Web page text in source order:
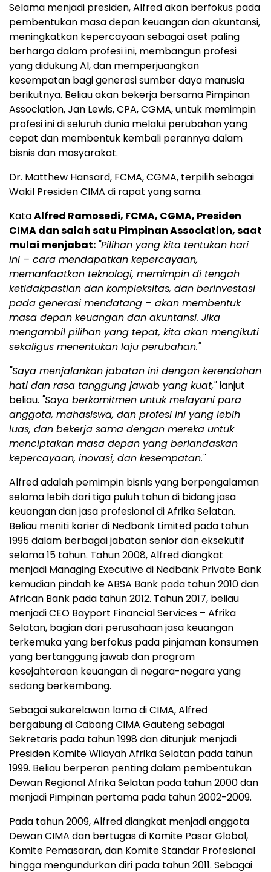
Selama menjadi presiden, Alfred akan berfokus pada
pembentukan masa depan keuangan dan akuntansi,
meningkatkan kepercayaan sebagai aset paling
berharga dalam profesi ini, membangun profesi
yang didukung AI, dan memperjuangkan
kesempatan bagi generasi sumber daya manusia
berikutnya. Beliau akan bekerja bersama Pimpinan
Association, Jan Lewis, CPA, CGMA, untuk memimpin
profesi ini di seluruh dunia melalui perubahan yang
cepat dan membentuk kembali perannya dalam
bisnis dan masyarakat.
Dr. Matthew Hansard, FCMA, CGMA, terpilih sebagai
Wakil Presiden CIMA di rapat yang sama.
KataAlfred Ramosedi, FCMA, CGMA, Presiden
CIMA dan salah satu Pimpinan Association, saat
mulai menjabat: "Pilihan yang kita tentukan hari
ini – cara mendapatkan kepercayaan,
memanfaatkan teknologi, memimpin di tengah
ketidakpastian dan kompleksitas, dan berinvestasi
pada generasi mendatang – akan membentuk
masa depan keuangan dan akuntansi. Jika
mengambil pilihan yang tepat, kita akan mengikuti
sekaligus menentukan laju perubahan."
"Saya menjalankan jabatan ini dengan kerendahan
hati dan rasa tanggung jawab yang kuat,"lanjut
beliau. "Saya berkomitmen untuk melayani para
anggota, mahasiswa, dan profesi ini yang lebih
luas, dan bekerja sama dengan mereka untuk
menciptakan masa depan yang berlandaskan
kepercayaan, inovasi, dan kesempatan."
Alfred adalah pemimpin bisnis yang berpengalaman
selama lebih dari tiga puluh tahun di bidang jasa
keuangan dan jasa profesional di Afrika Selatan.
Beliau meniti karier di Nedbank Limited pada tahun
1995 dalam berbagai jabatan senior dan eksekutif
selama 15 tahun. Tahun 2008, Alfred diangkat
menjadi Managing Executive di Nedbank Private Bank
kemudian pindah ke ABSA Bank pada tahun 2010 dan
African Bank pada tahun 2012. Tahun 2017, beliau
menjadi CEO Bayport Financial Services – Afrika
Selatan, bagian dari perusahaan jasa keuangan
terkemuka yang berfokus pada pinjaman konsumen
yang bertanggung jawab dan program
kesejahteraan keuangan di negara-negara yang
sedang berkembang.
Sebagai sukarelawan lama di CIMA, Alfred
bergabung di Cabang CIMA Gauteng sebagai
Sekretaris pada tahun 1998 dan ditunjuk menjadi
Presiden Komite Wilayah Afrika Selatan pada tahun
1999. Beliau berperan penting dalam pembentukan
Dewan Regional Afrika Selatan pada tahun 2000 dan
menjadi Pimpinan pertama pada tahun 2002-2009.
Pada tahun 2009, Alfred diangkat menjadi anggota
Dewan CIMA dan bertugas di Komite Pasar Global,
Komite Pemasaran, dan Komite Standar Profesional
hingga mengundurkan diri pada tahun 2011. Sebagai